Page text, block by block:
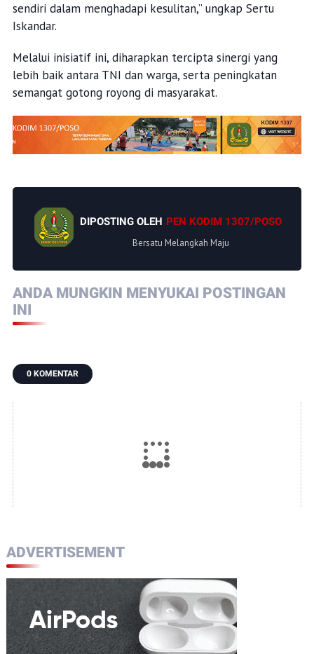
sendiri dalam menghadapi kesulitan,” ungkap Sertu
Iskandar.
Melalui inisiatif ini, diharapkan tercipta sinergi yang
lebih baik antara TNI dan warga, serta peningkatan
semangat gotong royong di masyarakat.
DIPOSTING OLEH PEN KODIM 1307/POSO
Bersatu Melangkah Maju
ANDA MUNGKIN MENYUKAI POSTINGAN
INI
0 KOMENTAR
ADVERTISEMENT